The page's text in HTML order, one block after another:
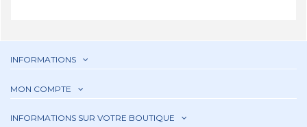
INFORMATIONS
MON COMPTE
INFORMATIONS SUR VOTRE BOUTIQUE